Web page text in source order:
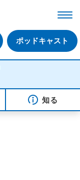
ポッドキャスト
知る